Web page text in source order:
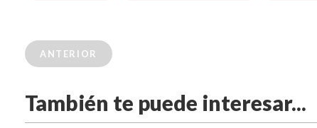
ANTERIOR
También te puede interesar...